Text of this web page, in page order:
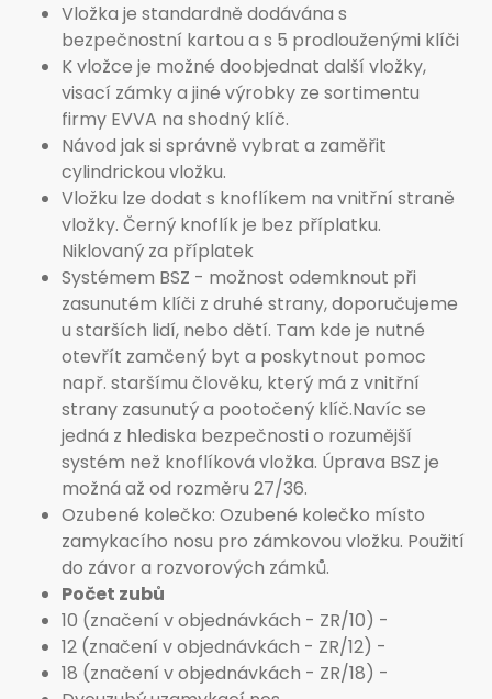
Vložka je standardně dodávána s
bezpečnostní kartou a s 5 prodlouženými klíči
K vložce je možné doobjednat další vložky,
visací zámky a jiné výrobky ze sortimentu
firmy EVVA na shodný klíč.
Návod jak si správně vybrat a zaměřit
cylindrickou vložku.
Vložku lze dodat s knoflíkem na vnitřní straně
vložky. Černý knoflík je bez příplatku.
Niklovaný za příplatek
Systémem BSZ - možnost odemknout při
zasunutém klíči z druhé strany, doporučujeme
u starších lidí, nebo dětí. Tam kde je nutné
otevřít zamčený byt a poskytnout pomoc
např. staršímu člověku, který má z vnitřní
strany zasunutý a pootočený klíč.Navíc se
jedná z hlediska bezpečnosti o rozumější
systém než knoflíková vložka. Úprava BSZ je
možná až od rozměru 27/36.
Ozubené kolečko: Ozubené kolečko místo
zamykacího nosu pro zámkovou vložku. Použití
do závor a rozvorových zámků.
Počet zubů
10 (značení v objednávkách - ZR/10) -
12 (značení v objednávkách - ZR/12) -
18 (značení v objednávkách - ZR/18) -